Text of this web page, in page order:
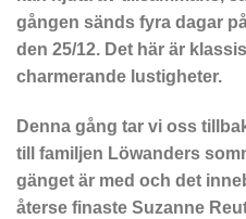
gången sänds fyra dagar
den 25/12. Det här är
charmerande lustigheter.
Denna gång tar vi oss
till familjen Löwanders
gänget är med och det
återse finaste Suzanne